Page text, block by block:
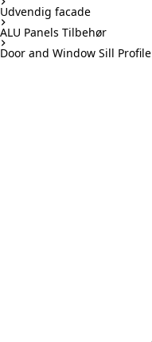
Udvendig facade
ALU Panels Tilbehør
Door and Window Sill Profile